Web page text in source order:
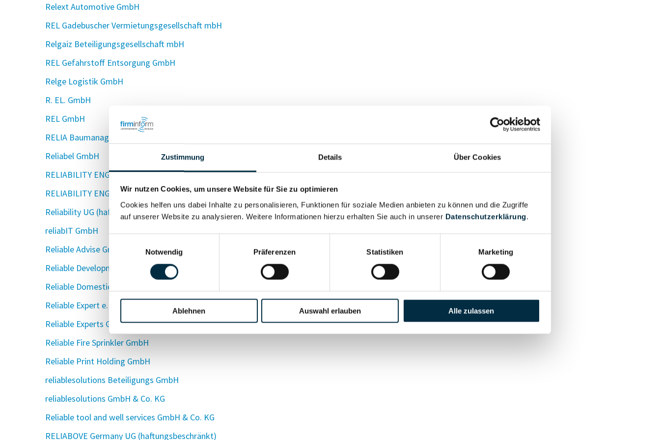
Zustimmung Details Über Cookies
Wir nutzen Cookies, um unsere Website für Sie zu optimieren
Cookies helfen uns dabei Inhalte zu personalisieren, Funktionen für soziale Medien anbieten zu können und die Zugriffe
auf unserer Website zu analysieren. Weitere Informationen hierzu erhalten Sie auch in unserer Datenschutzerklärung.
Notwendig
Präferenzen Statistiken Marketing
Ablehnen Auswahl erlauben Alle zulassen
Relext Automotive GmbH
REL Gadebuscher Vermietungsgesellschaft mbH
Relgaiz Beteiligungsgesellschaft mbH
REL Gefahrstoff Entsorgung GmbH
Relge Logistik GmbH
R. EL. GmbH
REL GmbH
RELIA Baumanagement GmbH
Reliabel GmbH
RELIABILITY ENGINEERING ACADEMY GmbH & Co. KG
RELIABILITY ENGINEERING ACADEMY Verwaltungsgesellschaft mbH
Reliability UG (haftungsbeschränkt)
reliabIT GmbH
Reliable Advise GmbH
Reliable Development and Services UG (haftungsbeschränkt)
Reliable Domestic Real Estate GmbH
Reliable Expert e.K.
Reliable Experts GmbH
Reliable Fire Sprinkler GmbH
Reliable Print Holding GmbH
reliablesolutions Beteiligungs GmbH
reliablesolutions GmbH & Co. KG
Reliable tool and well services GmbH & Co. KG
RELIABOVE Germany UG (haftungsbeschränkt)